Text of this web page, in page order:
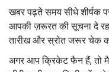
खबर पढ़ते समय सीधे शीर्षक
आपकी ज़रूरत की सूचना दे रहा
तारीख और स्रोत जरूर चेक
अगर आप क्रिकेट फैन हैं, तो